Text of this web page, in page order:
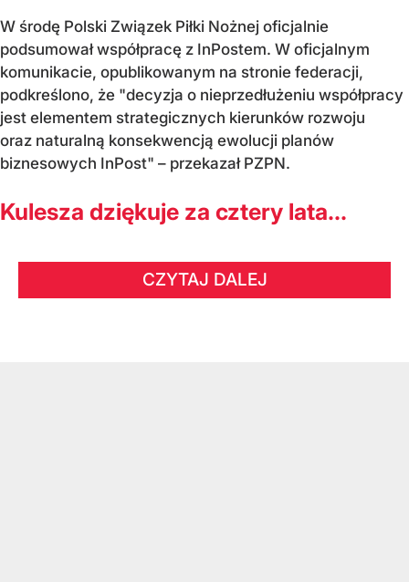
W środę Polski Związek Piłki Nożnej oficjalnie
podsumował współpracę z InPostem. W oficjalnym
komunikacie, opublikowanym na stronie federacji,
podkreślono, że "decyzja o nieprzedłużeniu współpracy
jest elementem strategicznych kierunków rozwoju
oraz naturalną konsekwencją ewolucji planów
biznesowych InPost" – przekazał PZPN.
Kulesza dziękuje za cztery lata...
CZYTAJ DALEJ